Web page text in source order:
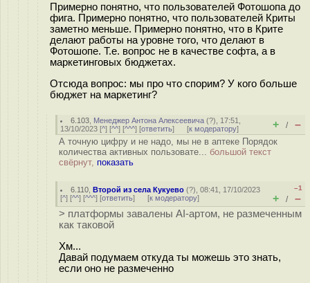
Примерно понятно, что пользователей Фотошопа до
фига. Примерно понятно, что пользователей Криты
заметно меньше. Примерно понятно, что в Крите
делают работы на уровне того, что делают в
Фотошопе. Т.е. вопрос не в качестве софта, а в
маркетинговых бюджетах.
Отсюда вопрос: мы про что спорим? У кого больше
бюджет на маркетинг?
6.103 Менеджер Антона Алексеевича (?), 17:51,
13/10/2023 [^] [^^] [^^^] [ответить] [к модератору] + / –
А точную цифру и не надо, мы не в аптеке Порядок
количества активных пользовате... большой текст
свёрнут, показать
6.110 ,Второй из села Кукуево (?), 08:41, 17/10/2023
[^] [^^] [^^^] [ответить] [к модератору]
–1
+ / –
> платформы завалены AI-артом, не размеченным
как таковой
Хм...
Давай подумаем откуда ты можешь это знать,
если оно не размеченно